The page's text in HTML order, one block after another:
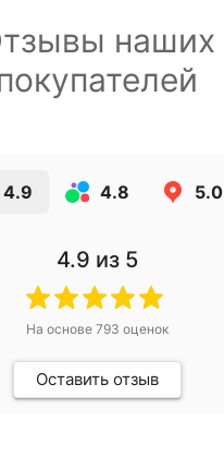
наших
4.9 4.8 5.0
4.9 из 5
На основе 793 оценок
Оставить отзыв